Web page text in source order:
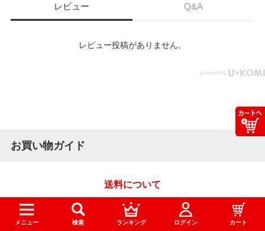
レビュー Q&A
レビュー投稿がありません。
お買い物ガイド
送料について
オフィス家具や文房具が3,300円(税込)以上のご注文で送料無
料！
メニュー 検索 ランキング ログイン カート